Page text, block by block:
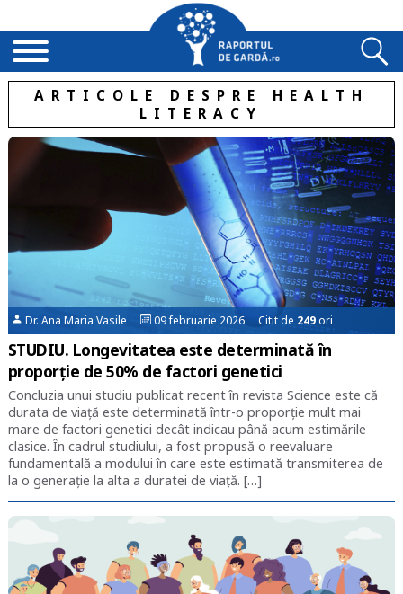
ARTICOLE DESPRE HEALTH
LITERACY
Dr. Ana Maria Vasile 09 februarie 2026 Citit de 249ori
STUDIU. Longevitatea este determinată în
proporție de 50% de factori genetici
Concluzia unui studiu publicat recent în revista Science este că
durata de viață este determinată într-o proporție mult mai
mare de factori genetici decât indicau până acum estimările
clasice. În cadrul studiului, a fost propusă o reevaluare
fundamentală a modului în care este estimată transmiterea de
la o generație la alta a duratei de viață. […]